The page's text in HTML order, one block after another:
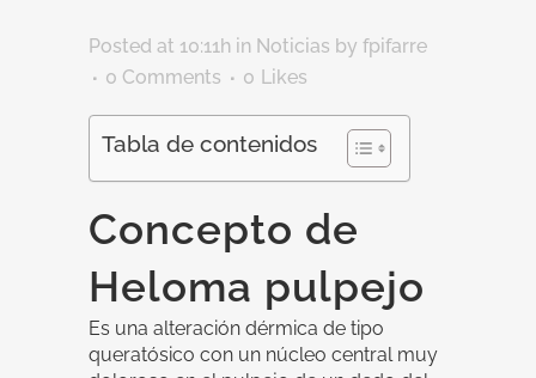
Posted at 10:11h in Noticias by fpifarre
0 Comments
0 Likes
Tabla de contenidos
Concepto de
Heloma pulpejo
Es una alteración dérmica de tipo
queratósico con un núcleo central muy